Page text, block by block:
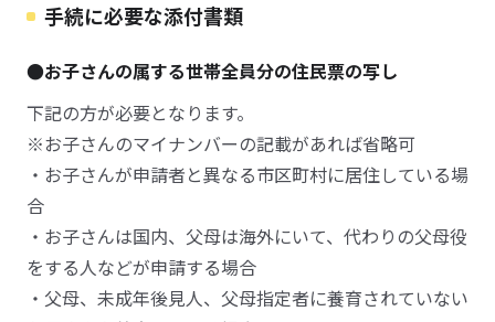
手続に必要な添付書類
●お子さんの属する世帯全員分の住民票の写し
下記の方が必要となります。
※お子さんのマイナンバーの記載があれば省略可
・お子さんが申請者と異なる市区町村に居住している場
合
・お子さんは国内、父母は海外にいて、代わりの父母役
をする人などが申請する場合
・父母、未成年後見人、父母指定者に養育されていない